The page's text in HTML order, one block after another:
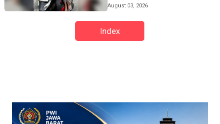
August 03, 2026
Index